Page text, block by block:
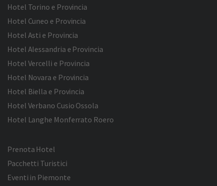
Hotel Torino e Provincia
Hotel Cuneo e Provincia
Hotel Asti e Provincia
Hotel Alessandria e Provincia
Hotel Vercelli e Provincia
Hotel Novara e Provincia
Hotel Biella e Provincia
Hotel Verbano Cusio Ossola
Hotel Langhe Monferrato Roero
Prenota Hotel
Pacchetti Turistici
Eventi in Piemonte